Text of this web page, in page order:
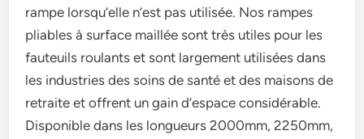
rampe lorsqu’elle n’est pas utilisée. Nos rampes
pliables à surface maillée sont très utiles pour les
fauteuils roulants et sont largement utilisées dans
les industries des soins de santé et des maisons de
retraite et offrent un gain d’espace considérable.
Disponible dans les longueurs 2000mm, 2250mm,